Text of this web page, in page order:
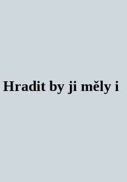
Hradit by ji měly i